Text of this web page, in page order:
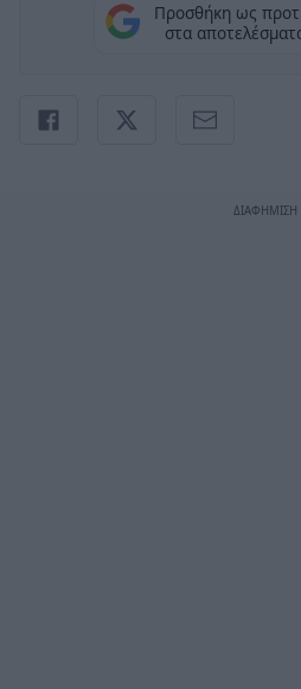
Προσθήκη ως
στα